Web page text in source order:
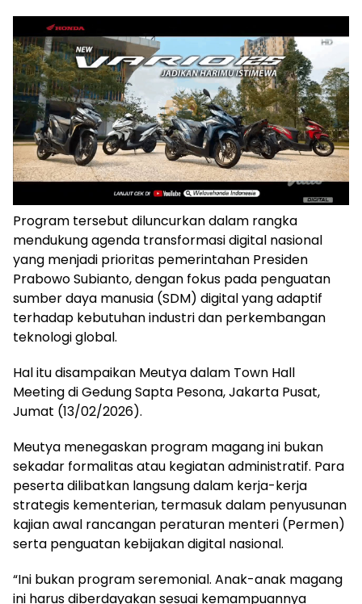
Program tersebut diluncurkan dalam rangka
mendukung agenda transformasi digital nasional
yang menjadi prioritas pemerintahan Presiden
Prabowo Subianto, dengan fokus pada penguatan
sumber daya manusia (SDM) digital yang adaptif
terhadap kebutuhan industri dan perkembangan
teknologi global.
Hal itu disampaikan Meutya dalam Town Hall
Meeting di Gedung Sapta Pesona, Jakarta Pusat,
Jumat (13/02/2026).
Meutya menegaskan program magang ini bukan
sekadar formalitas atau kegiatan administratif. Para
peserta dilibatkan langsung dalam kerja-kerja
strategis kementerian, termasuk dalam penyusunan
kajian awal rancangan peraturan menteri (Permen)
serta penguatan kebijakan digital nasional.
“Ini bukan program seremonial. Anak-anak magang
ini harus diberdayakan sesuai kemampuannya